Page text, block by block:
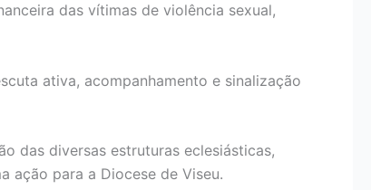
das vítimas de violência sexual,
ativa, acompanhamento e sinalização
das diversas estruturas eclesiásticas,
ação para a Diocese de Viseu.